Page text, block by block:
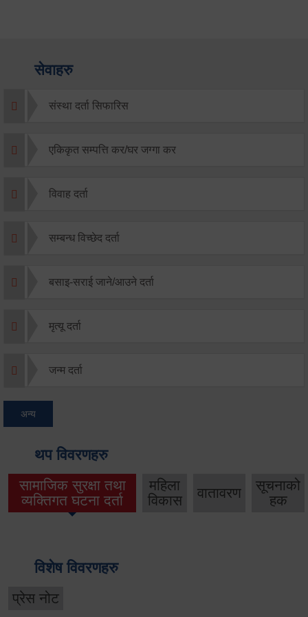
सेवाहरु
संस्था दर्ता सिफारिस
एकिकृत सम्पत्ति कर/घर जग्गा कर
विवाह दर्ता
सम्बन्ध विच्छेद दर्ता
बसाइ-सराई जाने/आउने दर्ता
मृत्यू दर्ता
जन्म दर्ता
अन्य
थप विवरणहरु
सामाजिक सुरक्षा तथा
व्यक्तिगत घटना दर्ता
महिला
विकास
वातावरण
सूचनाको
हक
विशेष विवरणहरु
प्रेस नोट